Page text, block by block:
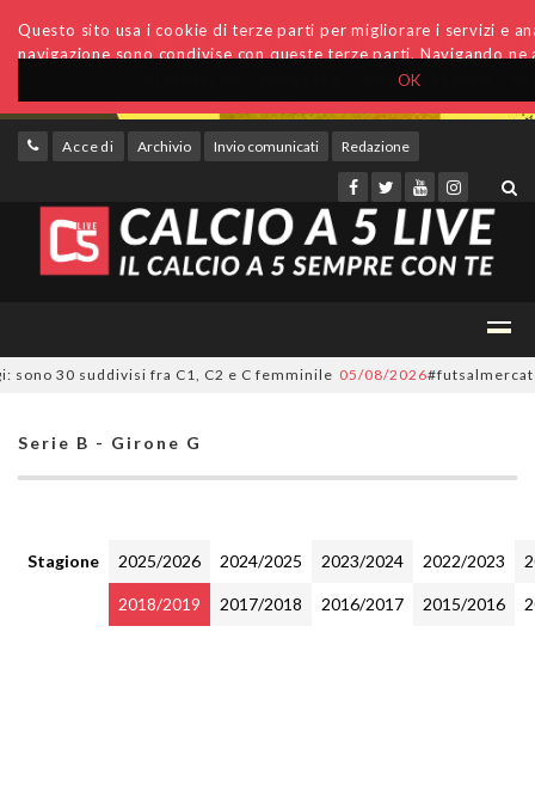
OK
Questo sito usa i cookie di terze parti per migliorare i servizi e
navigazione sono condivise con queste terze parti. Navigando
Accedi Archivio Invio comunicati Redazione
30 suddivisi fra C1, C2 e C femminile 05/08/2026#futsalmercato,
Serie B - Girone G
Stagione 2025/2026 2024/2025 2023/2024 2022/2023
2018/2019 2017/2018 2016/2017 2015/2016